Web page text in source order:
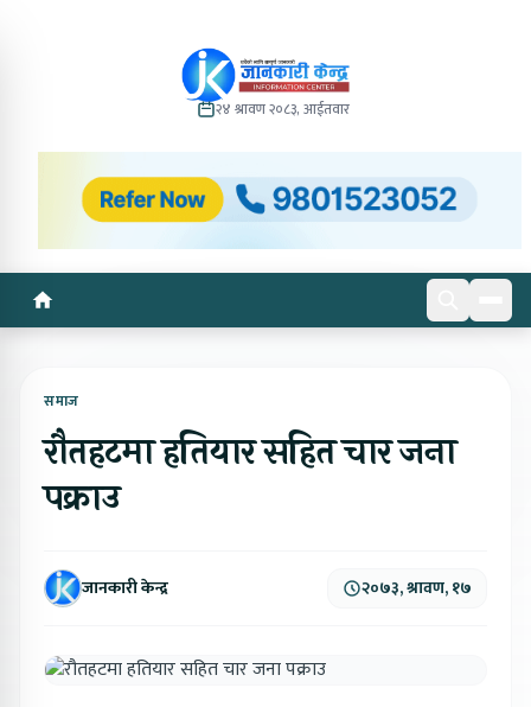
२४ श्रावण २०८३, आईतवार
समाज
रौतहटमा हतियार सहित चार जना
पक्राउ
जानकारी केन्द्र २०७३, श्रावण, १७